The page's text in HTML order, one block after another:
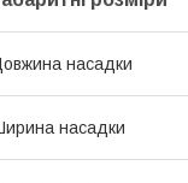
насадки
насадки